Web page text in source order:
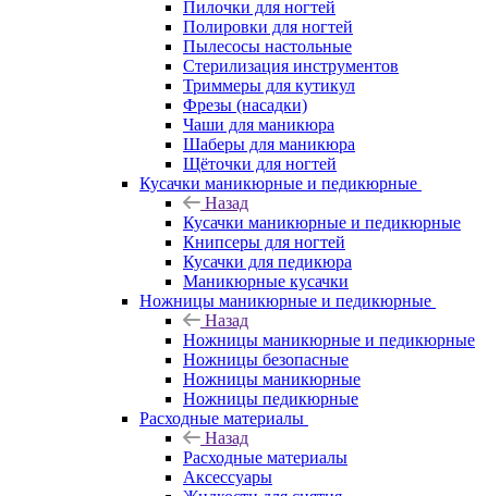
Пилочки для ногтей
Полировки для ногтей
Пылесосы настольные
Стерилизация инструментов
Триммеры для кутикул
Фрезы (насадки)
Чаши для маникюра
Шаберы для маникюра
Щёточки для ногтей
Кусачки маникюрные и педикюрные
Назад
Кусачки маникюрные и педикюрные
Книпсеры для ногтей
Кусачки для педикюра
Маникюрные кусачки
Ножницы маникюрные и педикюрные
Назад
Ножницы маникюрные и педикюрные
Ножницы безопасные
Ножницы маникюрные
Ножницы педикюрные
Расходные материалы
Назад
Расходные материалы
Аксессуары